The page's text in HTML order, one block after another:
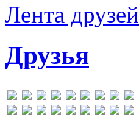
Лента друзей
Друзья